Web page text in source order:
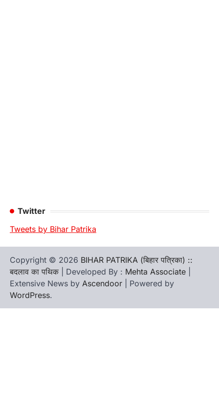
Twitter
Tweets by Bihar Patrika
Copyright © 2026 BIHAR PATRIKA (बिहार पत्रिका) ::
बदलाव का पथिक | Developed By : Mehta Associate
Extensive News by Ascendoor | Powered by
WordPress.